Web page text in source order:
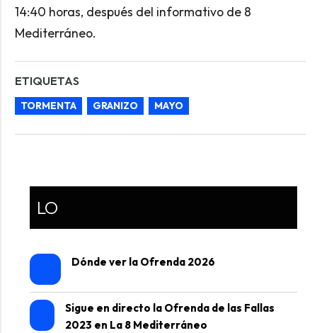
14:40 horas, después del informativo de 8
Mediterráneo.
ETIQUETAS
TORMENTA GRANIZO MAYO
LO
Dónde ver la Ofrenda 2026
Sigue en directo la Ofrenda de las Fallas
2023 en La 8 Mediterráneo